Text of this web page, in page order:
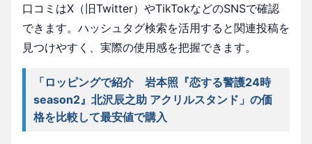
口コミはX（旧Twitter）やTikTokなどのSNSで確認
できます。ハッシュタグ検索を活用すると関連投稿を
見つけやすく、実際の使用感を把握できます。
「ロッピングで紹介 岩本照『恋する警護24時
season2』北沢辰之助 アクリルスタンド」の価
格を比較して最安値で購入